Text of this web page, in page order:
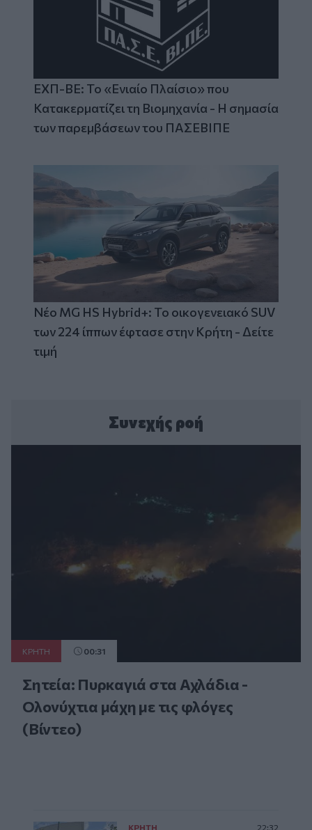
ΕΧΠ-ΒΕ: Το «Ενιαίο Πλαίσιο» που
Κατακερματίζει τη Βιομηχανία - Η σημασία
των παρεμβάσεων του ΠΑΣΕΒΙΠΕ
Νέο MG HS Hybrid+: Το οικογενειακό SUV
των 224 ίππων έφτασε στην Κρήτη - Δείτε
τιμή
Συνεχής ροή
ΚΡΗΤΗ 00:31
Σητεία: Πυρκαγιά στα Αχλάδια -
Ολονύχτια μάχη με τις φλόγες
(Βίντεο)
ΚΡΗΤΗ 22:32